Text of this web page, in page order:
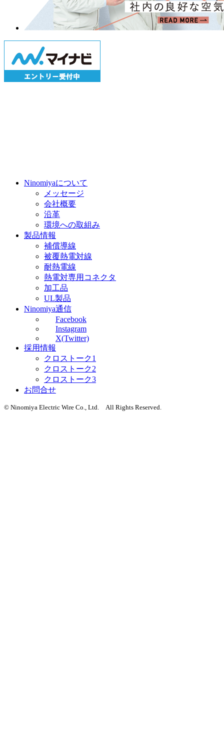
Ninomiyaについて
メッセージ
会社概要
沿革
環境への取組み
製品情報
補償導線
被覆熱電対線
耐熱電線
熱電対専用コネクタ
加工品
UL製品
Ninomiya通信
Facebook
Instagram
X(Twitter)
採用情報
クロストーク1
クロストーク2
クロストーク3
お問合せ
© Ninomiya Electric Wire Co., Ltd. All Rights Reserved.